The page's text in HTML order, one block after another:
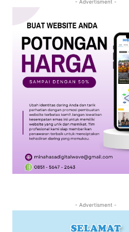
- Advertisment -
- Advertisment -